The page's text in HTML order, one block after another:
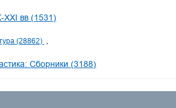
XXI вв (1531)
(28862)
Сборники (3188)